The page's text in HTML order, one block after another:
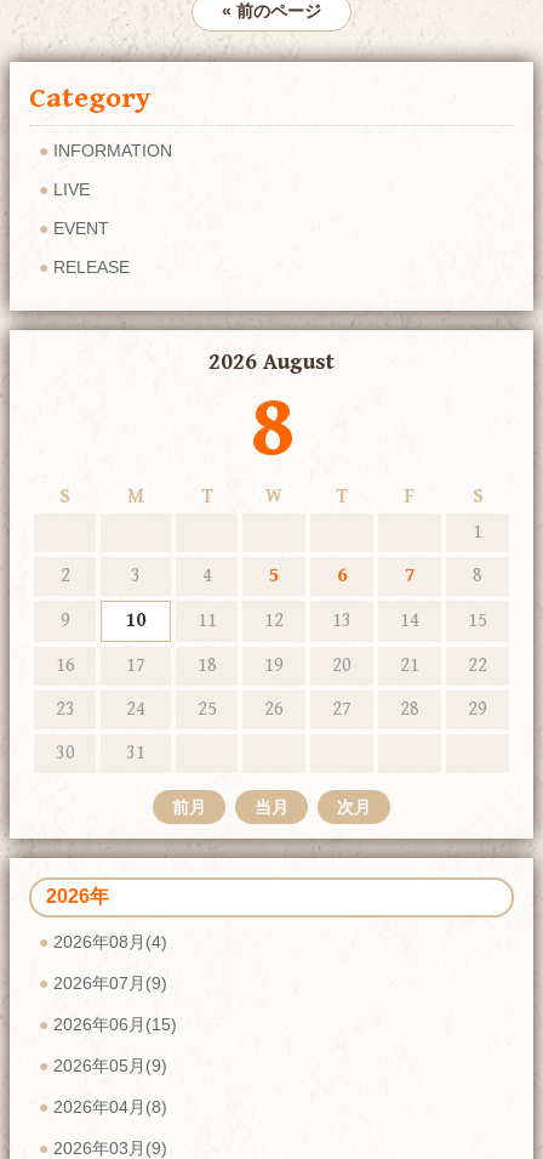
« 前のページ
Category
INFORMATION
LIVE
EVENT
RELEASE
2026 August
8
S M T W T F
S
1
2
3 4 5 6 7
8
9
10 11 12 13 14
15
16
17 18 19 20 21
22
23
24 25 26 27 28
29
30
31
前月 当月 次月
2026年
2026年08月(4)
2026年07月(9)
2026年06月(15)
2026年05月(9)
2026年04月(8)
2026年03月(9)